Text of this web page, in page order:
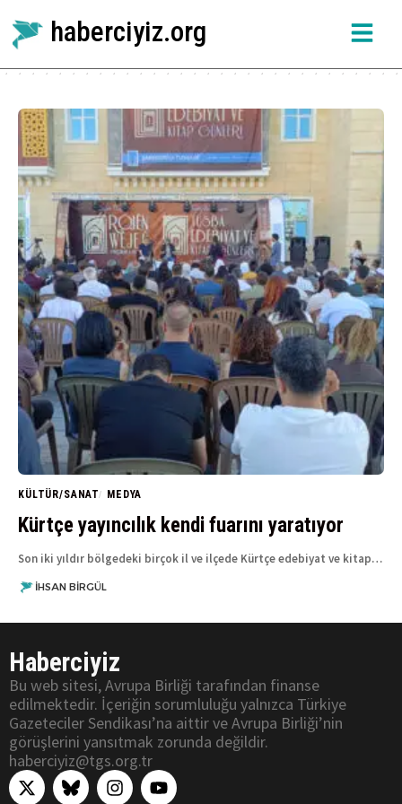
haberciyiz.org
Etiket:Pall
KÜLTÜR/SANAT MEDYA
Kürtçe yayıncılık kendi fuarını yaratıyor
Son iki yıldır bölgedeki birçok il ve ilçede Kürtçe edebiyat ve kitap…
İHSAN BIRGÜL
Haberciyiz
Bu web sitesi, Avrupa Birliği tarafından finanse
edilmektedir. İçeriğin sorumluluğu yalnızca Türkiye
Gazeteciler Sendikası’na aittir ve Avrupa Birliği’nin
görüşlerini yansıtmak zorunda değildir.
haberciyiz@tgs.org.tr